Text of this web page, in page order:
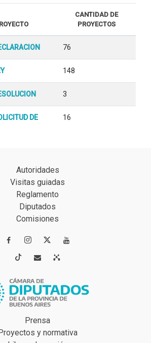
CANTIDAD DE
PROYECTOS
76
148
3
DE
16
Autoridades
Visitas guiadas
Reglamento
Diputados
Comisiones
 
 
Prensa
Proyectos y normativa